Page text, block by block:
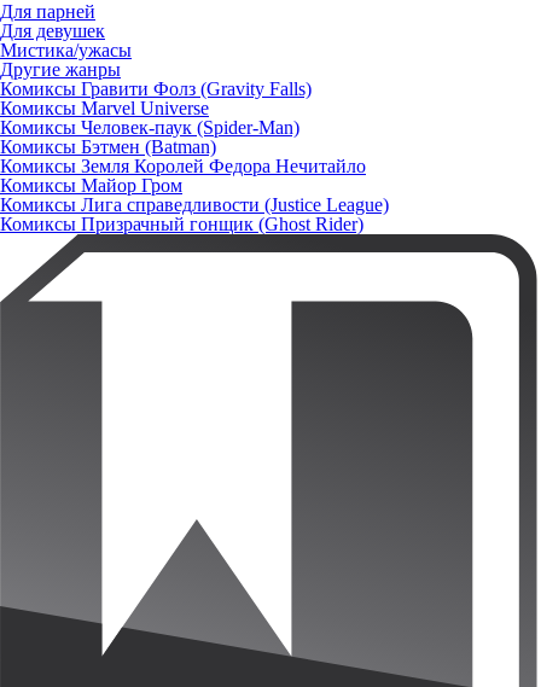
Для парней
Для девушек
Мистика/ужасы
Другие жанры
Комиксы Гравити Фолз (Gravity Falls)
Комиксы Marvel Universe
Комиксы Человек-паук (Spider-Man)
Комиксы Бэтмен (Batman)
Комиксы Земля Королей Федора Нечитайло
Комиксы Майор Гром
Комиксы Лига справедливости (Justice League)
Комиксы Призрачный гонщик (Ghost Rider)